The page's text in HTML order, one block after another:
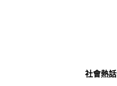
社會熱話